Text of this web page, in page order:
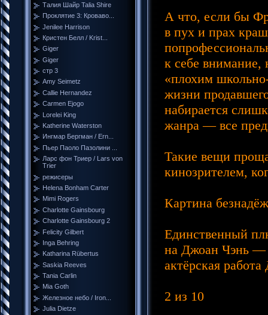
Талия Шайр Talia Shire
Проклятие 3: Кроваво...
Jenilee Harrison
Кристен Белл / Krist...
Giger
Giger
стр 3
Amy Seimetz
Callie Hernandez
Carmen Ejogo
Lorelei King
Katherine Waterston
Ингмар Бергман / Ern...
Пьер Паоло Пазолини ...
Ларс фон Триер / Lars von
Trier
режисеры
Helena Bonham Carter
Mimi Rogers
Charlotte Gainsbourg
Charlotte Gainsbourg 2
Felicity Gilbert
Inga Behring
Katharina Rübertus
Saskia Reeves
Tania Carlin
Mia Goth
Железное небо / Iron...
Julia Dietze
А что, если бы
в пух и прах
к себе внимание,
«плохим
жизни
набирается
жанра — все
Такие вещи
кинозрителем,
Картина
Единственный
на Джоан Чэнь —
актёрская
2 из 10